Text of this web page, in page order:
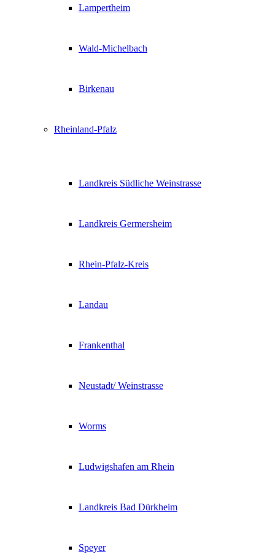
Lampertheim
Wald-Michelbach
Birkenau
Rheinland-Pfalz
Landkreis Südliche Weinstrasse
Landkreis Germersheim
Rhein-Pfalz-Kreis
Landau
Frankenthal
Neustadt/ Weinstrasse
Worms
Ludwigshafen am Rhein
Landkreis Bad Dürkheim
Speyer